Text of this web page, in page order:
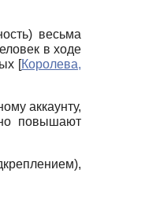
весьма
в ходе
[Королева,
аккаунту,
повышают